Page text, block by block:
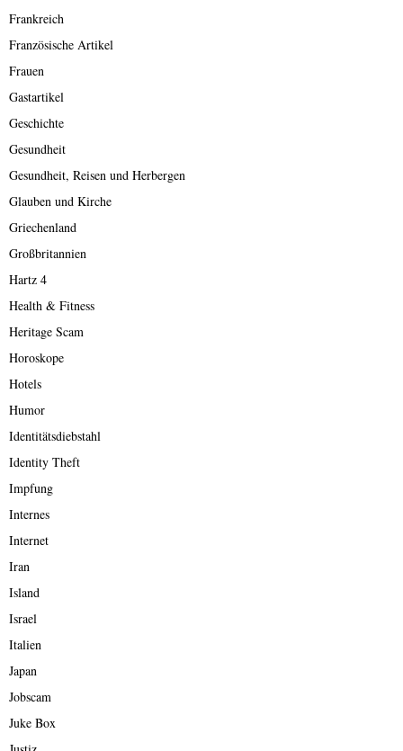
Frankreich
Französische Artikel
Frauen
Gastartikel
Geschichte
Gesundheit
Gesundheit, Reisen und Herbergen
Glauben und Kirche
Griechenland
Großbritannien
Hartz 4
Health & Fitness
Heritage Scam
Horoskope
Hotels
Humor
Identitätsdiebstahl
Identity Theft
Impfung
Internes
Internet
Iran
Island
Israel
Italien
Japan
Jobscam
Juke Box